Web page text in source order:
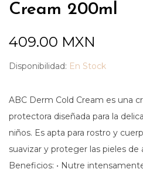
Cream 200ml
409.00 MXN
Disponibilidad: En Stock
ABC Derm Cold Cream es una
protectora diseñada para la
niños. Es apta para rostro y
suavizar y proteger las pieles de
Beneficios: • Nutre